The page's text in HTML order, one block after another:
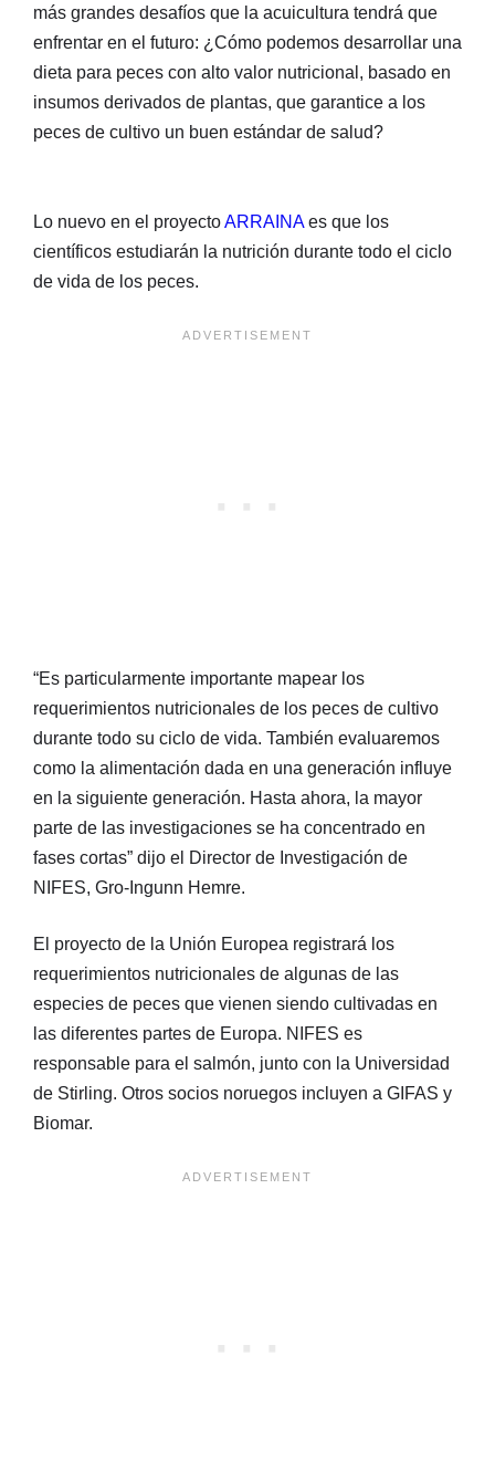
más grandes desafíos que la acuicultura tendrá que
enfrentar en el futuro: ¿Cómo podemos desarrollar una
dieta para peces con alto valor nutricional, basado en
insumos derivados de plantas, que garantice a los
peces de cultivo un buen estándar de salud?
Lo nuevo en el proyectoARRAINAes que los
científicos estudiarán la nutrición durante todo el ciclo
de vida de los peces.
“Es particularmente importante mapear los
requerimientos nutricionales de los peces de cultivo
durante todo su ciclo de vida. También evaluaremos
como la alimentación dada en una generación influye
en la siguiente generación. Hasta ahora, la mayor
parte de las investigaciones se ha concentrado en
fases cortas” dijo el Director de Investigación de
NIFES, Gro-Ingunn Hemre.
El proyecto de la Unión Europea registrará los
requerimientos nutricionales de algunas de las
especies de peces que vienen siendo cultivadas en
las diferentes partes de Europa. NIFES es
responsable para el salmón, junto con la Universidad
de Stirling. Otros socios noruegos incluyen a GIFAS y
Biomar.